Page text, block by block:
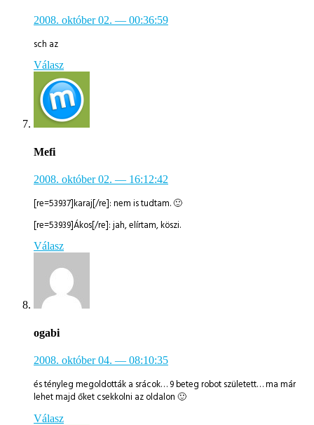
2008. október 02. — 00:36:59
sch az
Válasz
Mefi
2008. október 02. — 16:12:42
[re=53937]karaj[/re]: nem is tudtam. 🙂
[re=53939]Ákos[/re]: jah, elírtam, köszi.
Válasz
ogabi
2008. október 04. — 08:10:35
és tényleg megoldották a srácok… 9 beteg robot született… ma már
lehet majd őket csekkolni az oldalon 🙂
Válasz